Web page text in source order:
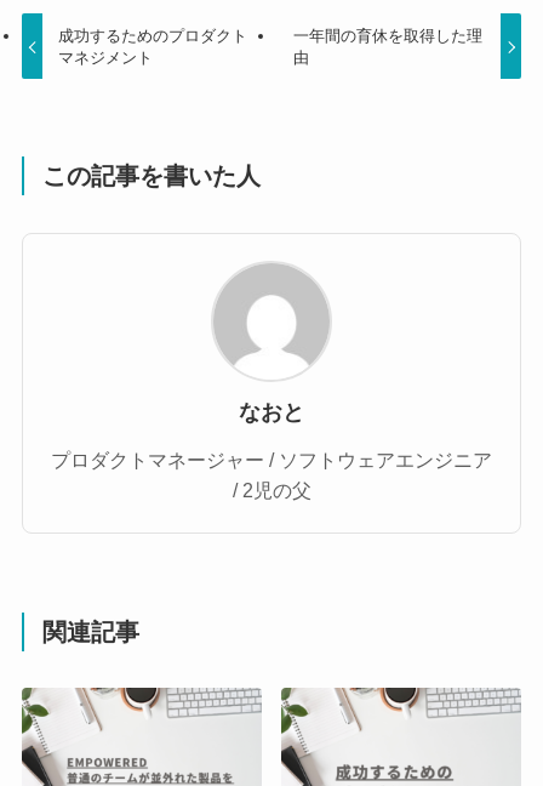
成功するためのプロダクト
マネジメント
一年間の育休を取得した理
由
この記事を書いた人
なおと
プロダクトマネージャー / ソフトウェアエンジニア
/ 2児の父
関連記事